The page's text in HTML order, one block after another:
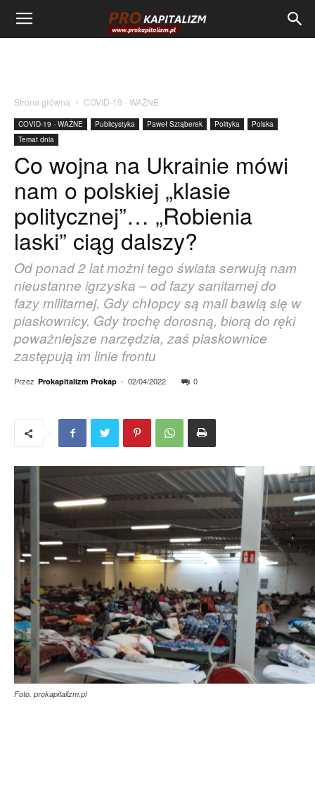
Strona główna COVID-19 - WAŻNE
COVID-19 - WAŻNE Publicystyka Paweł Sztąberek Polityka
Polska
Temat dnia
Co wojna na Ukrainie mówi
nam o polskiej „klasie
politycznej”… „Robienia
laski” ciąg dalszy?
Od ponad 2 lat możni tego świata serwują nam
nieustanne igrzyska – od fazy sanitarnej do
fazy militarnej. Gdy chłopcy są mali bawią się w
piaskownicy. Gdy trochę dorosną, biorą do ręki
poważniejsze narzędzia, zaś piaskownice
zastępują im linie frontu
Przez Prokapitalizm Prokap - 02/04/2022 0
Foto. prokapitalizm.pl